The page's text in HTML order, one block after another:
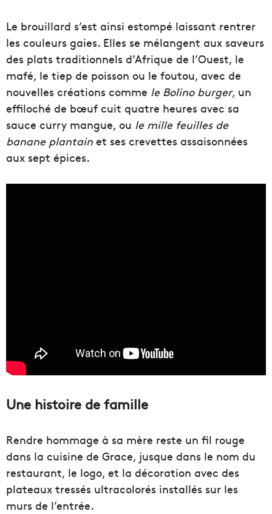
Le brouillard s’est ainsi estompé laissant rentrer
les couleurs gaies. Elles se mélangent aux saveurs
des plats traditionnels d’Afrique de l’Ouest, le
mafé, le tiep de poisson ou le foutou, avec de
nouvelles créations comme le Bolino burger, un
effiloché de bœuf cuit quatre heures avec sa
sauce curry mangue, ou le mille feuilles de
banane plantain et ses crevettes assaisonnées
aux sept épices.
Une histoire de famille
Rendre hommage à sa mère reste un fil rouge
dans la cuisine de Grace, jusque dans le nom du
restaurant, le logo, et la décoration avec des
plateaux tressés ultracolorés installés sur les
murs de l’entrée.